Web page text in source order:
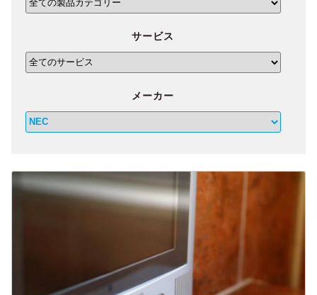
サービス
メーカー